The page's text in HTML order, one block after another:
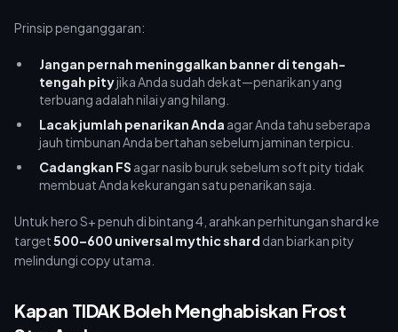
Prinsip penganggaran:
Jangan pernah meninggalkan banner di tengah-
tengah pityjika Anda sudah dekat—penarikan yang
terbuang adalah nilai yang hilang.
Lacak jumlah penarikan Anda agar Anda tahu seberapa
jauh timbunan Anda bertahan sebelum jaminan terpicu.
Cadangkan FS agar nasib buruk sebelum soft pity tidak
membuat Anda kekurangan satu penarikan saja.
Untuk hero S+ penuh di bintang 4, arahkan perhitungan shard ke
target500–600 universal mythic shard dan biarkan pity
melindungi copy utama.
Kapan TIDAK Boleh Menghabiskan Frost